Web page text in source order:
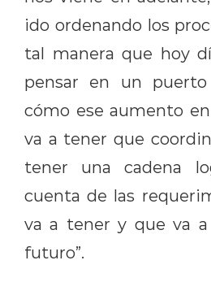
ido ordenando los
tal manera que hoy
pensar en un
cómo ese aumento
va a tener que
tener una cadena
cuenta de las
va a tener y que va
futuro”.